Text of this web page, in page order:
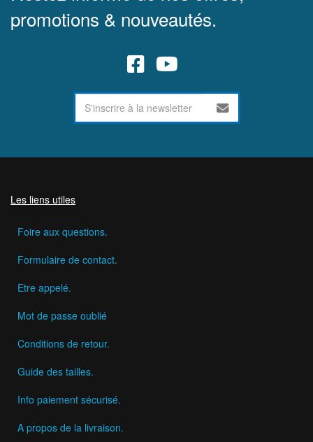
promotions & nouveautés.
Les liens utiles
Foire aux questions.
Formulaire de contact.
Etre appelé.
Mot de passe oublié
Conditions de retour.
Guide des tailles.
Info paiement sécurisé.
A propos de la livraison.